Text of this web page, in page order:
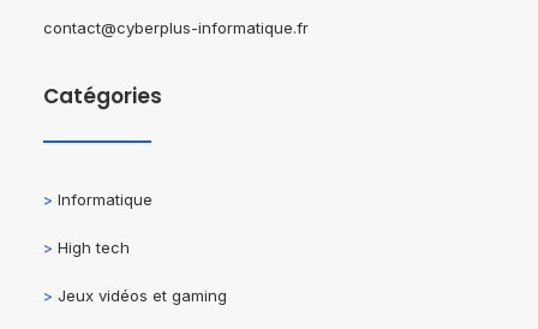
contact@cyberplus-informatique.fr
Catégories
> Informatique
> High tech
> Jeux vidéos et gaming